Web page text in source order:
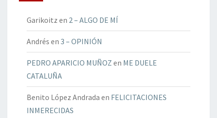
Garikoitz en 2 – ALGO DE MÍ
Andrés en 3 – OPINIÓN
PEDRO APARICIO MUÑOZ en ME DUELE
CATALUÑA
Benito López Andrada en FELICITACIONES
INMERECIDAS